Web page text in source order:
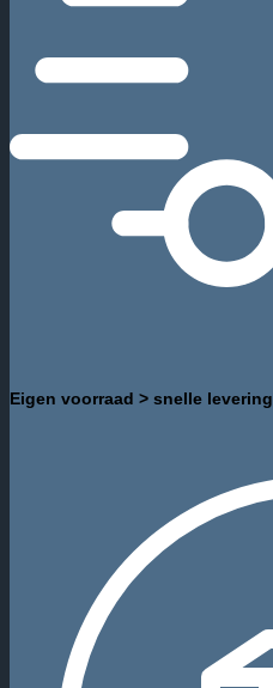
Eigen voorraad > snelle levering